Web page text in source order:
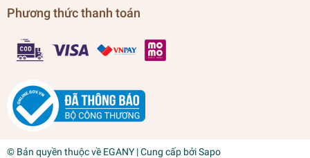
Phương thức thanh toán
© Bản quyền thuộc về EGANY | Cung cấp bởiSapo